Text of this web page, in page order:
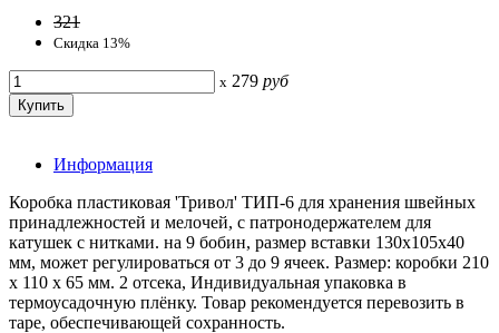
321
Скидка 13%
x 279 руб
Информация
Коробка пластиковая 'Тривол' ТИП-6 для хранения швейных
принадлежностей и мелочей, с патронодержателем для
катушек с нитками. на 9 бобин, размер вставки 130х105х40
мм, может регулироваться от 3 до 9 ячеек. Размер: коробки 210
х 110 х 65 мм. 2 отсека, Индивидуальная упаковка в
термоусадочную плёнку. Товар рекомендуется перевозить в
таре, обеспечивающей сохранность.